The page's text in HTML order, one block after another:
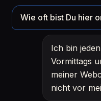
Wie oft bist Du hier
Ich bin
Vormittags
meiner
nicht vor